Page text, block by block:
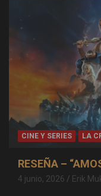
CINE Y SERIES LA
RESEÑA –
4 junio, 2026 Erik